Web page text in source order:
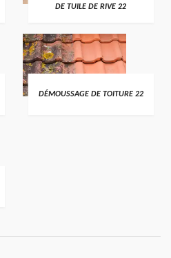
DE TUILE DE RIVE 22
DÉMOUSSAGE DE TOITURE 22